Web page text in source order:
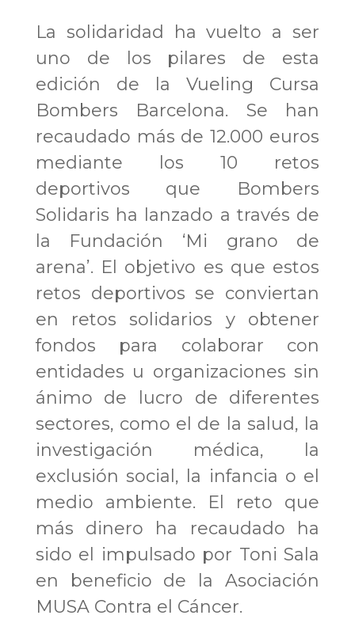
La solidaridad ha vuelto a ser
uno de los pilares de esta
edición de la Vueling Cursa
Bombers Barcelona. Se han
recaudado más de 12.000 euros
mediante los 10 retos
deportivos que Bombers
Solidaris ha lanzado a través de
la Fundación ‘Mi grano de
arena’. El objetivo es que estos
retos deportivos se conviertan
en retos solidarios y obtener
fondos para colaborar con
entidades u organizaciones sin
ánimo de lucro de diferentes
sectores, como el de la salud, la
investigación médica, la
exclusión social, la infancia o el
medio ambiente. El reto que
más dinero ha recaudado ha
sido el impulsado por Toni Sala
en beneficio de la Asociación
MUSA Contra el Cáncer.